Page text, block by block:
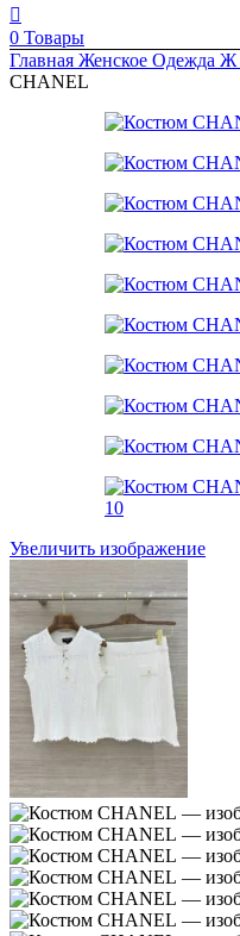
0 Товары
Главная Женское Одежда Ж
CHANEL
Увеличить изображение